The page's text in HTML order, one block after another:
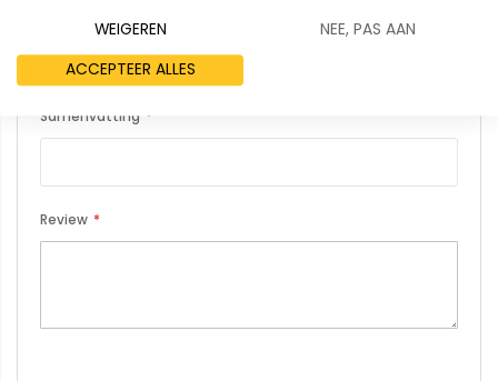
Samenvatting
Review
WEIGEREN
NEE, PAS AAN
ACCEPTEER ALLES